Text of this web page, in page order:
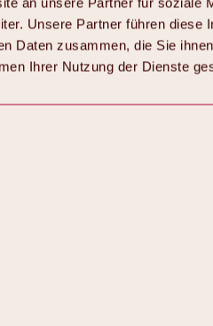
Unsere Partner führen diese
Daten zusammen, die Sie
Ihrer Nutzung der Dienste